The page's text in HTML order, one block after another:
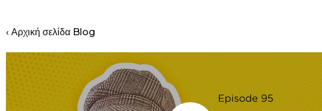
‹ Αρχική σελίδα Blog